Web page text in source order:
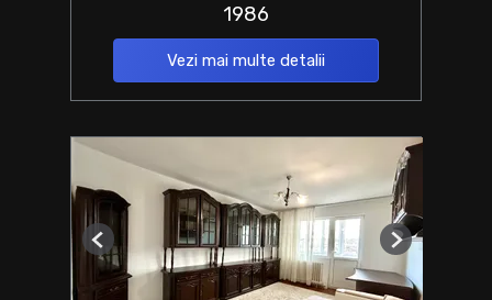
1986
Vezi mai multe detalii
Previous Next